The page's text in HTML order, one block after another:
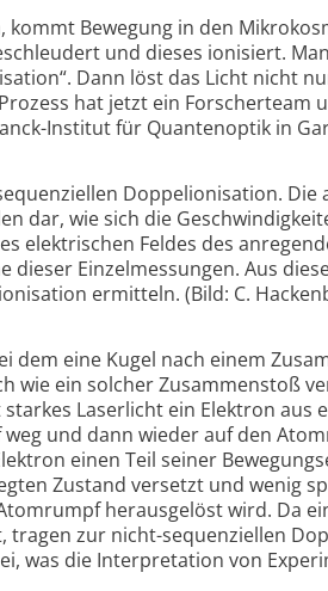
Bewegung in den
und dieses ionisiert.
Dann löst das Licht nicht
hat jetzt ein Forscherteam
Institut für Quantenoptik in
Doppelionisation. Die
dar, wie sich die
elektrischen Feldes des
dieser Einzelmessungen. Aus
ermitteln. (Bild: C.
dem eine Kugel nach einem
wie ein solcher Zusammenstoß
Laserlicht ein Elektron aus
und dann wieder auf den
einen Teil seiner
Zustand versetzt und wenig
herausgelöst wird. Da
tragen zur nicht-sequenziellen
was die Interpretation von